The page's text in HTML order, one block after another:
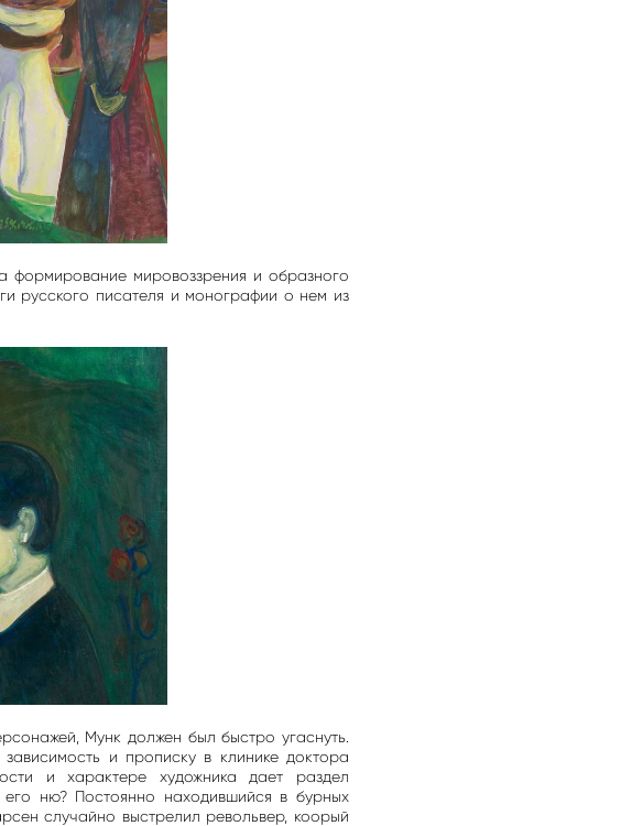
формирование мировоззрения и образного
русского писателя и монографии о нем из
Мунк должен был быстро угаснуть.
и прописку в клинике доктора
и характере художника дает раздел
ню? Постоянно находившийся в бурных
случайно выстрелил револьвер, коорый